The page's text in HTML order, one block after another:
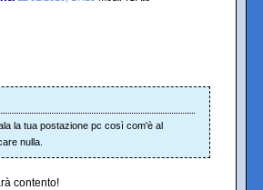
la tua postazione pc così com'è al
nulla.
contento!